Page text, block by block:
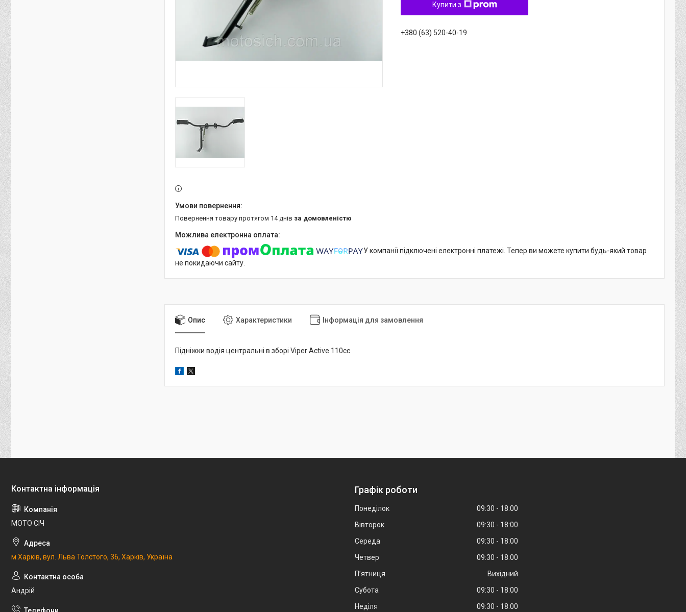
Купити з
+380 (63) 520-40-19
повернення товару протягом 14 днів за домовленістю
У компанії підключені електронні платежі. Тепер ви можете купити будь-який товар
не покидаючи сайту.
Опис Характеристики Інформація для замовлення
Підніжки водія центральні в зборі Viper Active 110сс
МОТО СІЧ
м.Харків, вул. Льва Толстого, 36, Харків, Україна
Андрій
Графік роботи
Понеділок 09:30
18:00
Вівторок
09:30
18:00
Середа
09:30
18:00
Четвер
09:30
18:00
Пʼятниця
Вихідний
Субота
09:30
18:00
Неділя
09:30 18:00